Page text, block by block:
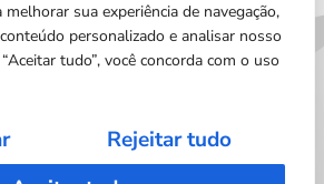
sua experiência de navegação,
personalizado e analisar nosso
tudo”, você concorda com o uso
Rejeitar tudo